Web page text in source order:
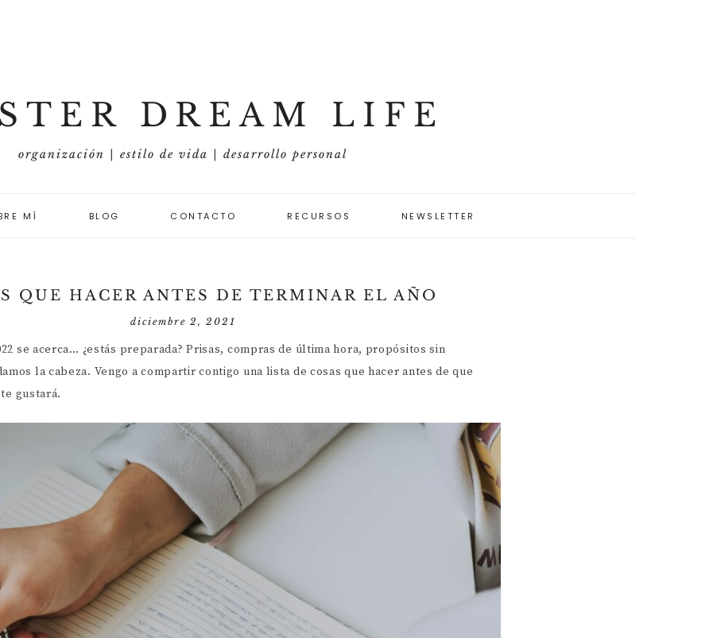
DREAM LIFE
organización | estilo de vida | desarrollo personal
MÍ BLOG
DESARROLLO
CARRERA Y FINANZAS
CONTACTO RECURSOS NEWSLETTER
QUE HACER ANTES DE TERMINAR EL AÑO
diciembre 2, 2021
se acerca… ¿estás preparada? Prisas, compras de última hora, propósitos sin
la cabeza. Vengo a compartir contigo una lista de cosas que hacer antes de que
gustará.